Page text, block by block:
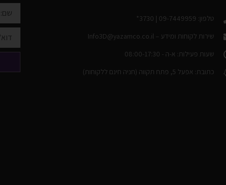
טלפון: 09-7449959 | 3730*
שירות לקוחות ומידע – Info3D@yazamco.co.il
שעות פעילות: א-ה - 08:00-17:30
כתובת: אפעל 5, פתח תקווה (חניה חינם ללקוחות)